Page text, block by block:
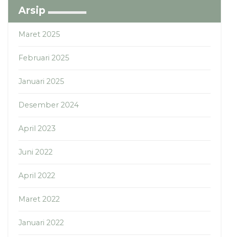
Arsip
Maret 2025
Februari 2025
Januari 2025
Desember 2024
April 2023
Juni 2022
April 2022
Maret 2022
Januari 2022